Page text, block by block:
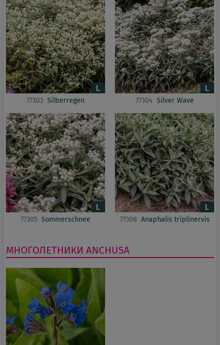
77303 Silberregen 77304 Silver Wave
77305 Sommerschnee 77308 Anaphalis triplinervis
МНОГОЛЕТНИКИ ANCHUSA